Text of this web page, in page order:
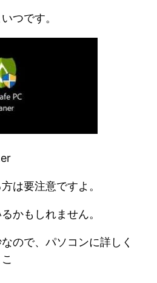
つです。
は要注意ですよ。
かもしれません。
ので、パソコンに詳しく